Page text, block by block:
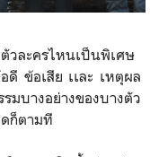
ตัวละครไหนเป็นพิเศษ
ข้อเสีย เเละ เหตุผล
มบางอย่างของบางตัว
ก็ตามที